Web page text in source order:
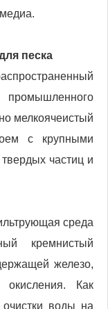
песка
мелкоячеистый
с крупными
частиц и
среда
кремнистый
железо,
Как
очистки воды на